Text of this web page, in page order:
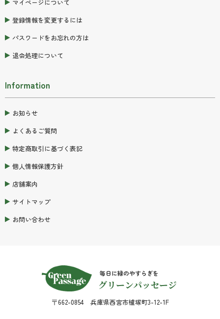
マイページについて
登録情報を変更するには
パスワードをお忘れの方は
退会処理について
Information
お知らせ
よくあるご質問
特定商取引に基づく表記
個人情報保護方針
店舗案内
サイトマップ
お問い合わせ
毎日に緑のやすらぎを
グリーンパッセージ
〒662-0854 兵庫県西宮市櫨塚町3-12-1F